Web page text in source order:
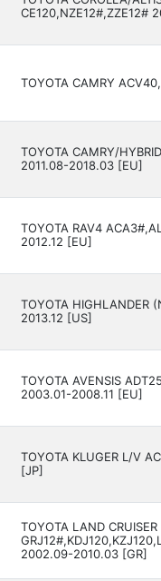
CE120,NZE12#,ZZE12#
TOYOTA CAMRY
TOYOTA CAMRY/
201­1.08-2018.03 [EU]
TOYOTA RAV4
2012.12 [EU]
TOYOTA HIGHLANDER
2013.12 [US]
TOYOTA AVENSIS
2003.01-2008.11 [EU]
TOYOTA KLUGER L/V
[JP]
TOYOTA LAND CRUISER
2002.09-2010.03 [GR]